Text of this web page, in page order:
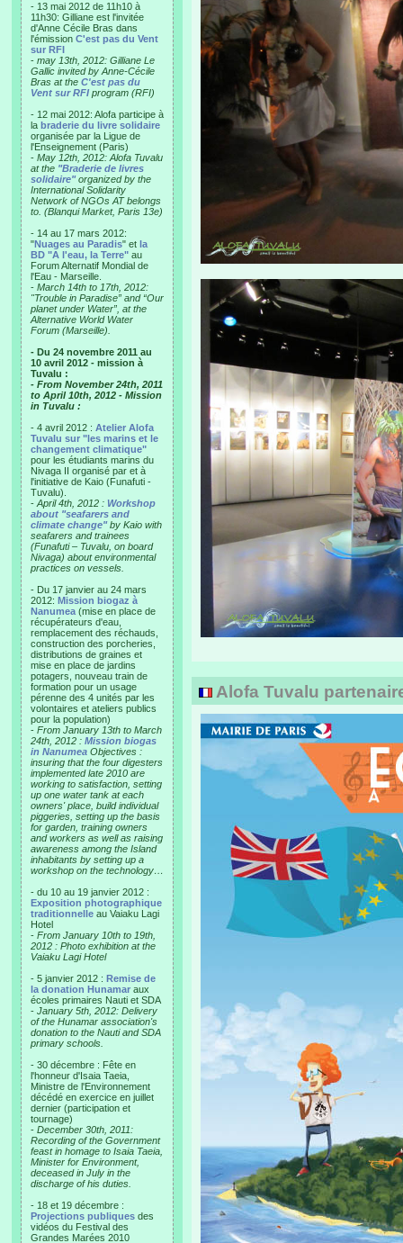
- 13 mai 2012 de 11h10 à
11h30: Gilliane est l'invitée
d'Anne Cécile Bras dans
l'émission C'est pas du Vent
sur RFI
- may 13th, 2012: Gilliane Le
Gallic invited by Anne-Cécile
Bras at the C'est pas du
Vent sur RFI program (RFI)
- 12 mai 2012: Alofa participe à
la braderie du livre solidaire
organisée par la Ligue de
l'Enseignement (Paris)
- May 12th, 2012: Alofa Tuvalu
at the "Braderie de livres
solidaire"organized by the
International Solidarity
Network of NGOs AT belongs
to. (Blanqui Market, Paris 13e)
- 14 au 17 mars 2012:
"Nuages au Paradis" et la
BD "A l'eau, la Terre" au
Forum Alternatif Mondial de
l'Eau - Marseille.
- March 14th to 17th, 2012:
"Trouble in Paradise” and “Our
planet under Water”, at the
Alternative World Water
Forum (Marseille).
- Du 24 novembre 2011 au
10 avril 2012 - mission à
Tuvalu :
- From November 24th, 2011
to April 10th, 2012 - Mission
in Tuvalu :
- 4 avril 2012 : Atelier Alofa
Tuvalu sur "les marins et le
changement climatique"
pour les étudiants marins du
Nivaga II organisé par et à
l'initiative de Kaio (Funafuti -
Tuvalu).
- April 4th, 2012 : Workshop
about "seafarers and
climate change"by Kaio with
seafarers and trainees
(Funafuti – Tuvalu, on board
Nivaga) about environmental
practices on vessels.
- Du 17 janvier au 24 mars
2012: Mission biogaz à
Nanumea (mise en place de
récupérateurs d'eau,
remplacement des réchauds,
construction des porcheries,
distributions de graines et
mise en place de jardins
potagers, nouveau train de
formation pour un usage
pérenne des 4 unités par les
volontaires et ateliers publics
pour la population)
- From January 13th to March
24th, 2012 : Mission biogas
in Nanumea Objectives :
insuring that the four digesters
implemented late 2010 are
working to satisfaction, setting
up one water tank at each
owners' place, build individual
piggeries, setting up the basis
for garden, training owners
and workers as well as raising
awareness among the Island
inhabitants by setting up a
workshop on the technology…
- du 10 au 19 janvier 2012 :
Exposition photographique
traditionnelle au Vaiaku Lagi
Hotel
- From January 10th to 19th,
2012 : Photo exhibition at the
Vaiaku Lagi Hotel
- 5 janvier 2012 : Remise de
la donation Hunamar aux
écoles primaires Nauti et SDA
- January 5th, 2012: Delivery
of the Hunamar association's
donation to the Nauti and SDA
primary schools.
- 30 décembre : Fête en
l'honneur d'Isaia Taeia,
Ministre de l'Environnement
décédé en exercice en juillet
dernier (participation et
tournage)
- December 30th, 2011:
Recording of the Government
feast in homage to Isaia Taeia,
Minister for Environment,
deceased in July in the
discharge of his duties.
- 18 et 19 décembre :
Projections publiques des
vidéos du Festival des
Grandes Marées 2010
Alofa Tuvalu